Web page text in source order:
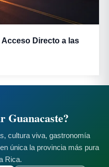
Directo a las
Guanacaste?
cultura viva, gastronomía
única la provincia más pura
Rica.